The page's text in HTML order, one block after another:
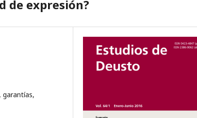
de expresión?
garantías,